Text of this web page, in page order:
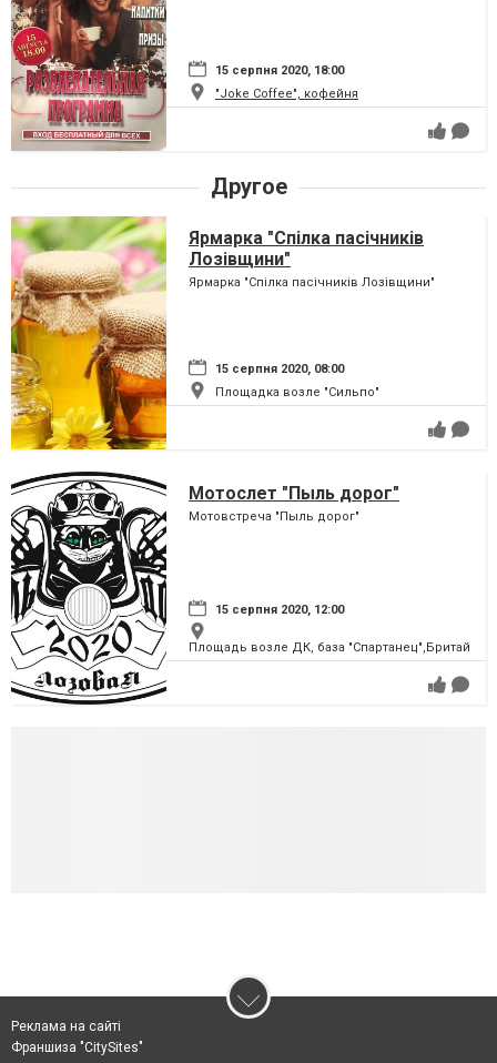
15 серпня 2020, 18:00
"Joke Coffee", кофейня
Другое
Ярмарка "Спілка пасічників
Лозівщини"
Ярмарка "Спілка пасічників Лозівщини"
15 серпня 2020, 08:00
Площадка возле "Сильпо"
Мотослет "Пыль дорог"
Мотовстреча "Пыль дорог"
15 серпня 2020, 12:00
Площадь возле ДК, база "Спартанец",Бритай
Реклама на сайті
Франшиза "CitySites"